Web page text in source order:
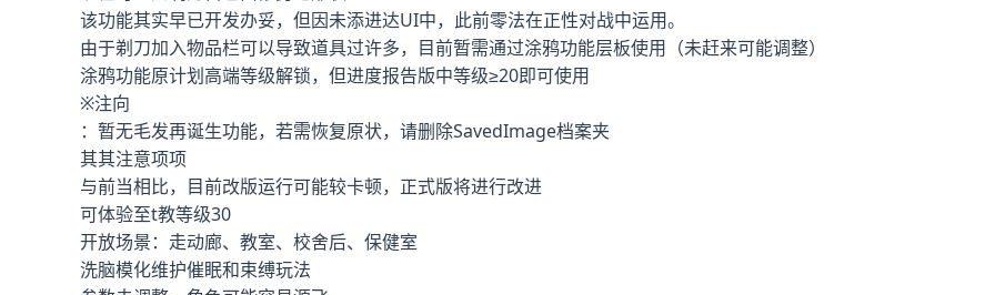
该功能其实早已开发办妥，但因未添进达UI中，此前零法在正性对战中运用。
由于剃刀加入物品栏可以导致道具过许多，目前暂需通过涂鸦功能层板使用（未赶来可能调整）
涂鸦功能原计划高端等级解锁，但进度报告版中等级≥20即可使用
※注向
：暂无毛发再诞生功能，若需恢复原状，请删除SavedImage档案夹
其其注意项项
与前当相比，目前改版运行可能较卡顿，正式版将进行改进
可体验至t教等级30
开放场景：走动廊、教室、校舍后、保健室
洗脑模化维护催眠和束缚玩法